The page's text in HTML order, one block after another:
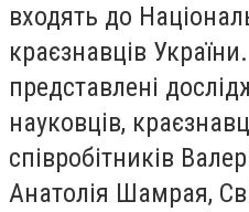
входять до
краєзнавців
представлені
науковців,
співробітників
Анатолія Шамрая,